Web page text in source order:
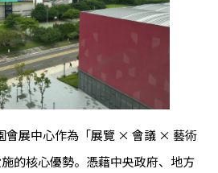
會展中心作為「展覽 × 會議 × 藝術
的核心優勢。憑藉中央政府、地方